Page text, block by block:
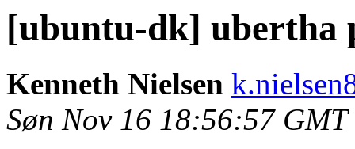
[ubuntu-dk] ubertha
Kenneth Nielsen
Søn Nov 16 18:56:57 GMT